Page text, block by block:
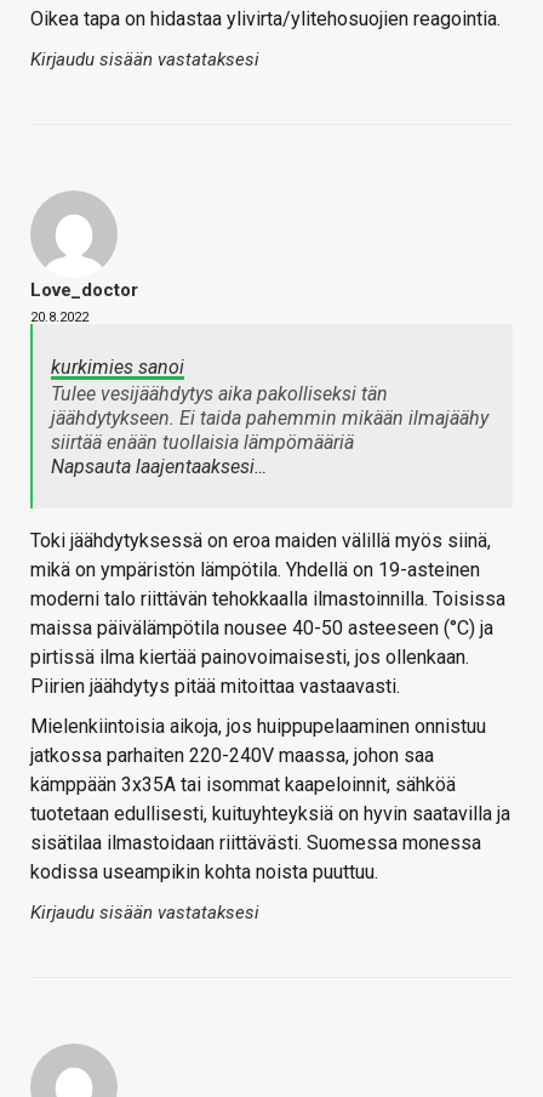
Oikea tapa on hidastaa ylivirta/ylitehosuojien reagointia.
Kirjaudu sisään vastataksesi
Love_doctor
20.8.2022
kurkimies sanoi
Tulee vesijäähdytys aika pakolliseksi tän
jäähdytykseen. Ei taida pahemmin mikään ilmajäähy
siirtää enään tuollaisia lämpömääriä
Napsauta laajentaaksesi…
Toki jäähdytyksessä on eroa maiden välillä myös siinä,
mikä on ympäristön lämpötila. Yhdellä on 19-asteinen
moderni talo riittävän tehokkaalla ilmastoinnilla. Toisissa
maissa päivälämpötila nousee 40-50 asteeseen (°C) ja
pirtissä ilma kiertää painovoimaisesti, jos ollenkaan.
Piirien jäähdytys pitää mitoittaa vastaavasti.
Mielenkiintoisia aikoja, jos huippupelaaminen onnistuu
jatkossa parhaiten 220-240V maassa, johon saa
kämppään 3x35A tai isommat kaapeloinnit, sähköä
tuotetaan edullisesti, kuituyhteyksiä on hyvin saatavilla ja
sisätilaa ilmastoidaan riittävästi. Suomessa monessa
kodissa useampikin kohta noista puuttuu.
Kirjaudu sisään vastataksesi